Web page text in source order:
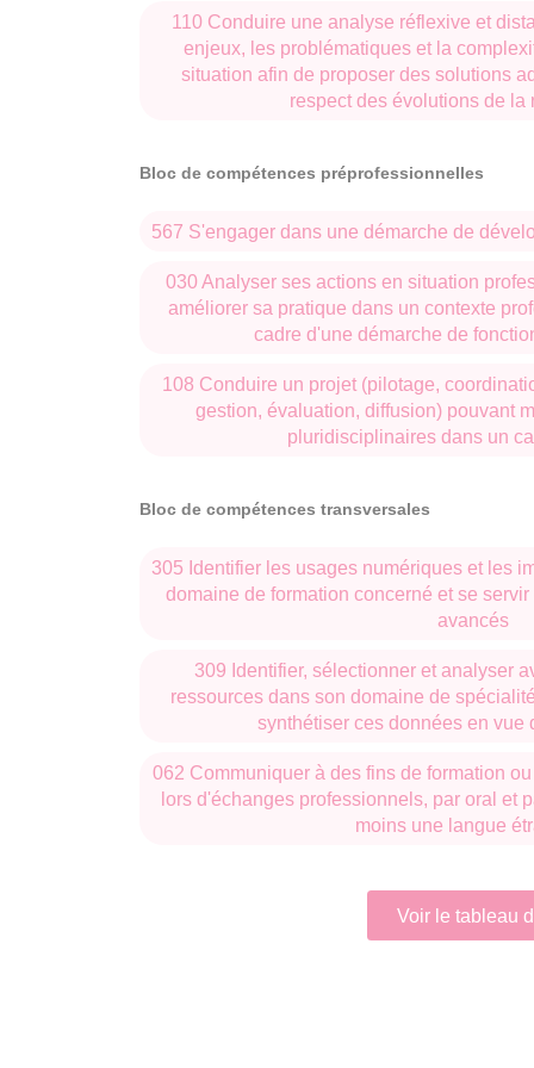
année.
Une mise au point sera publiée sur le site,
programme, en général dans la seconde
Pour le concours 2023, le programme :
Religions et pouvoir dans le monde romain
La construction de l’État monarchique en
Le travail en Europe occidentale des
d’œuvre artisanales et industrielles,
Populations, peuplement et territoires en
110 Conduire une analyse réflexive et
enjeux, les problématiques et la
situation afin de proposer des solutions
respect des évolutions de la
Bloc de compétences préprofessionnelles
567 S'engager dans une démarche de
030 Analyser ses actions en situation
améliorer sa pratique dans un contexte
cadre d'une démarche de
108 Conduire un projet (pilotage,
gestion, évaluation, diffusion) pouvant
pluridisciplinaires dans un
Bloc de compétences transversales
305 Identifier les usages numériques et les
domaine de formation concerné et se
avancés
309 Identifier, sélectionner et analyser
ressources dans son domaine de
synthétiser ces données en vue
062 Communiquer à des fins de formation
lors d'échanges professionnels, par oral et
moins une langue
Voir le tableau